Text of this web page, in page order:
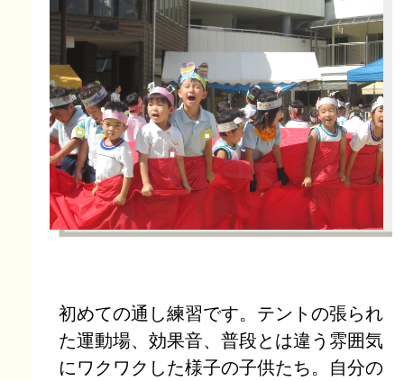
初めての通し練習です。テントの張られ
た運動場、効果音、普段とは違う雰囲気
にワクワクした様子の子供たち。自分の